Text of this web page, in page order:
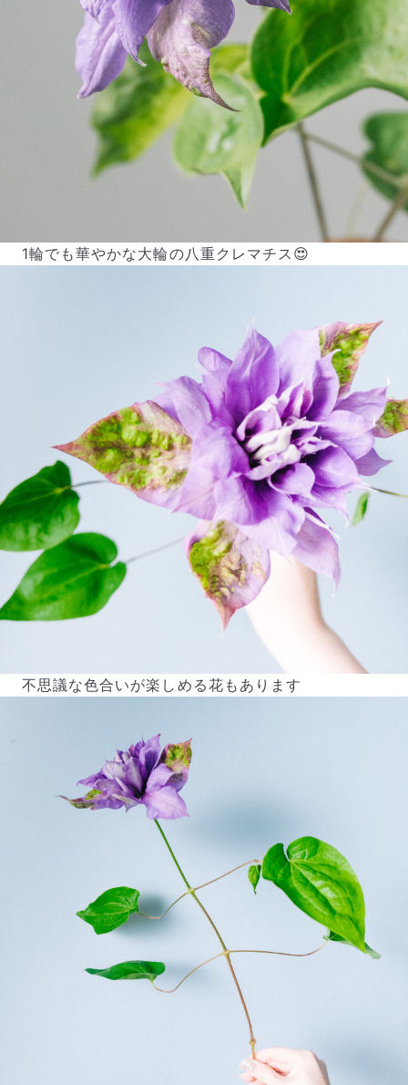
1輪でも華やかな大輪の八重クレマチス😍
不思議な色合いが楽しめる花もあります